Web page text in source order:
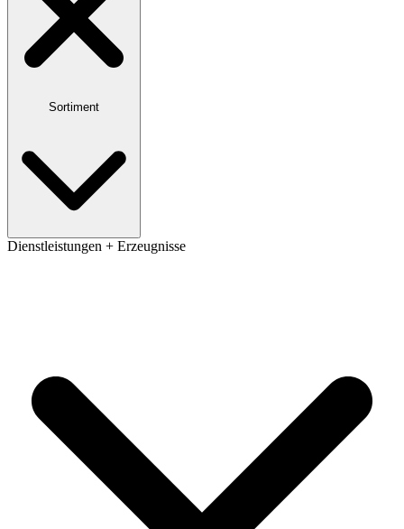
Sortiment
Dienstleistungen + Erzeugnisse